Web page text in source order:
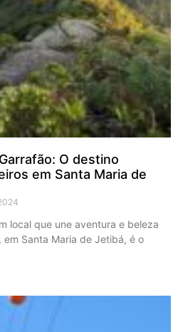
O destino
em Santa Maria de
local que une aventura e beleza
Santa Maria de Jetibá, é o